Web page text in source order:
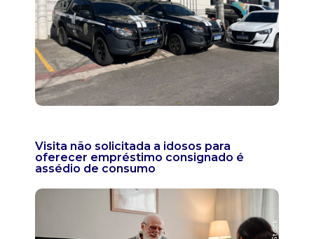
Visita não solicitada a idosos para
oferecer empréstimo consignado é
assédio de consumo